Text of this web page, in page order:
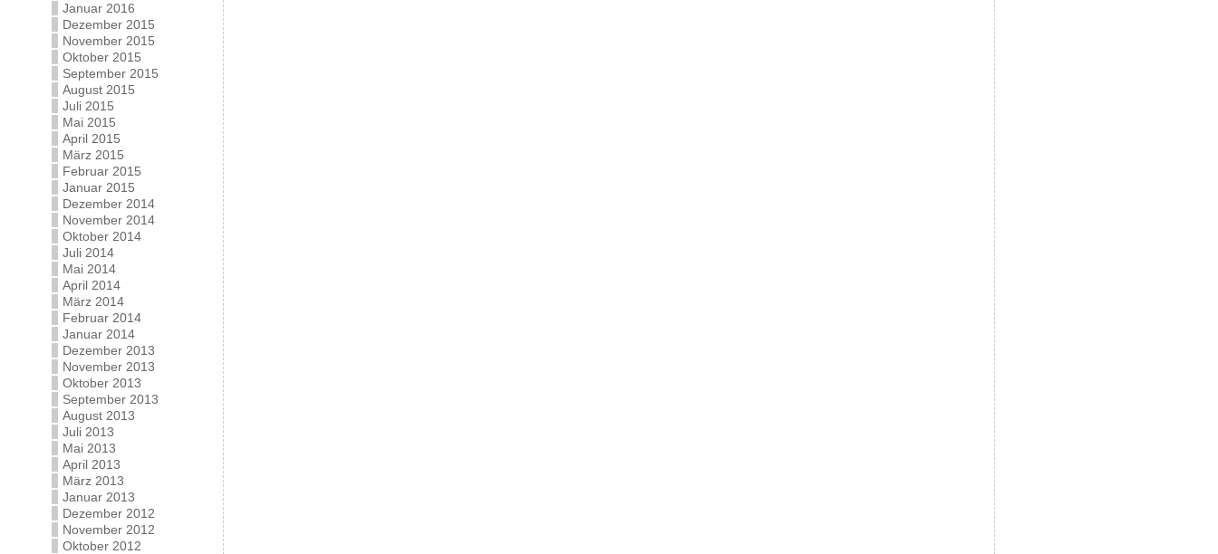
Januar 2016
Dezember 2015
November 2015
Oktober 2015
September 2015
August 2015
Juli 2015
Mai 2015
April 2015
März 2015
Februar 2015
Januar 2015
Dezember 2014
November 2014
Oktober 2014
Juli 2014
Mai 2014
April 2014
März 2014
Februar 2014
Januar 2014
Dezember 2013
November 2013
Oktober 2013
September 2013
August 2013
Juli 2013
Mai 2013
April 2013
März 2013
Januar 2013
Dezember 2012
November 2012
Oktober 2012